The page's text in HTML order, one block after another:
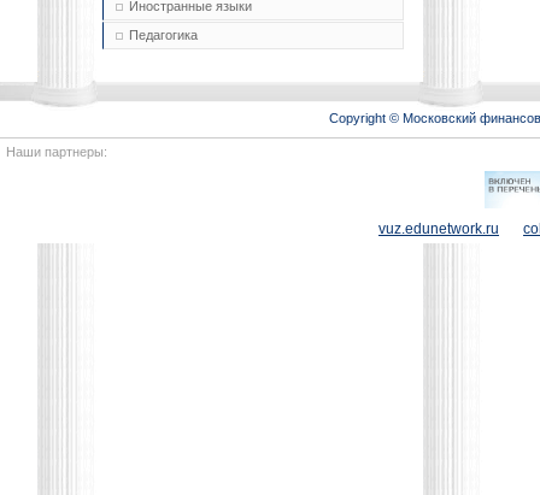
Иностранные языки
Педагогика
Copyright © Московский
Наши партнеры:
vuz.edunetwork.ru